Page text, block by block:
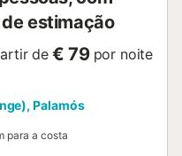
estimação
de € 79 por noite
Palamós
para a costa